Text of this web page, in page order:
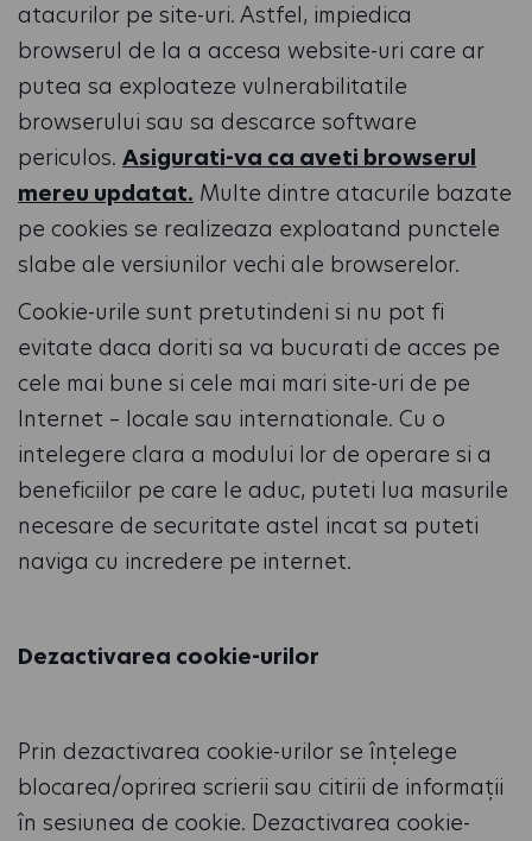
atacurilor pe site-uri. Astfel, impiedica
browserul de la a accesa website-uri care ar
putea sa exploateze vulnerabilitatile
browserului sau sa descarce software
periculos. Asigurati-va ca aveti browserul
mereu updatat. Multe dintre atacurile bazate
pe cookies se realizeaza exploatand punctele
slabe ale versiunilor vechi ale browserelor.
Cookie-urile sunt pretutindeni si nu pot fi
evitate daca doriti sa va bucurati de acces pe
cele mai bune si cele mai mari site-uri de pe
Internet – locale sau internationale. Cu o
intelegere clara a modului lor de operare si a
beneficiilor pe care le aduc, puteti lua masurile
necesare de securitate astel incat sa puteti
naviga cu incredere pe internet.
Dezactivarea cookie-urilor
Prin dezactivarea cookie-urilor se înțelege
blocarea/oprirea scrierii sau citirii de informații
în sesiunea de cookie. Dezactivarea cookie-